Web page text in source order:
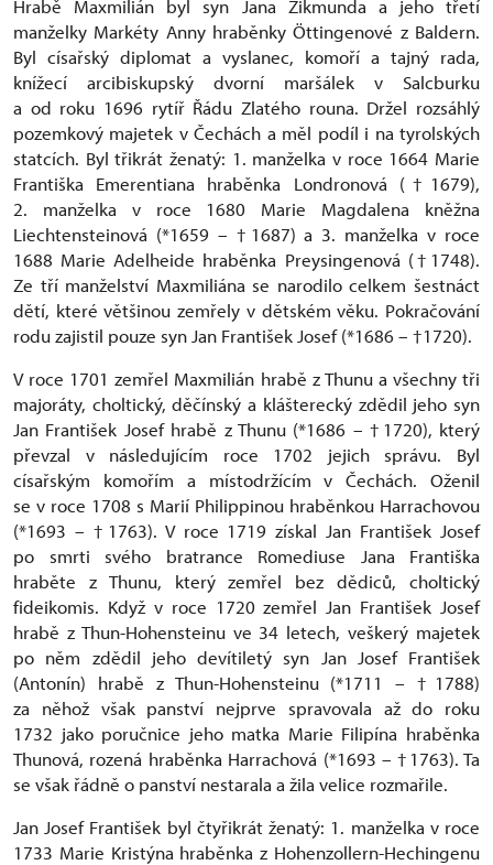
Hrabě Maxmilián byl syn Jana Zikmunda a jeho třetí
manželky Markéty Anny hraběnky Öttingenové z Baldern.
Byl císařský diplomat a vyslanec, komoří a tajný rada,
knížecí arcibiskupský dvorní maršálek v Salcburku
a od roku 1696 rytíř Řádu Zlatého rouna. Držel rozsáhlý
pozemkový majetek v Čechách a měl podíl i na tyrolských
statcích. Byl třikrát ženatý: 1. manželka v roce 1664 Marie
Františka Emerentiana hraběnka Londronová (†1679),
2. manželka v roce 1680 Marie Magdalena kněžna
Liechtensteinová (*1659 – †1687) a 3. manželka v roce
1688 Marie Adelheide hraběnka Preysingenová (†1748).
Ze tří manželství Maxmiliána se narodilo celkem šestnáct
dětí, které většinou zemřely v dětském věku. Pokračování
rodu zajistil pouze syn Jan František Josef (*1686 – †1720).
V roce 1701 zemřel Maxmilián hrabě z Thunu a všechny tři
majoráty, choltický, děčínský a klášterecký zdědil jeho syn
Jan František Josef hrabě z Thunu (*1686 – †1720), který
převzal v následujícím roce 1702 jejich správu. Byl
císařským komořím a místodržícím v Čechách. Oženil
se v roce 1708 s Marií Philippinou hraběnkou Harrachovou
(*1693 – †1763). V roce 1719 získal Jan František Josef
po smrti svého bratrance Romediuse Jana Františka
hraběte z Thunu, který zemřel bez dědiců, choltický
fideikomis. Když v roce 1720 zemřel Jan František Josef
hrabě z Thun-Hohensteinu ve 34 letech, veškerý majetek
po něm zdědil jeho devítiletý syn Jan Josef František
(Antonín) hrabě z Thun-Hohensteinu (*1711 – †1788)
za něhož však panství nejprve spravovala až do roku
1732 jako poručnice jeho matka Marie Filipína hraběnka
Thunová, rozená hraběnka Harrachová (*1693 – †1763). Ta
se však řádně o panství nestarala a žila velice rozmařile.
Jan Josef František byl čtyřikrát ženatý: 1. manželka v roce
1733 Marie Kristýna hraběnka z Hohenzollern-Hechingenu